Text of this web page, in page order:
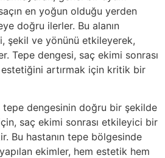
en yoğun olduğu yerden
doğru ilerler. Bu alanın
şekil ve yönünü etkileyerek,
Tepe dengesi, saç ekimi sonrası
artırmak için kritik bir
tepe dengesinin doğru bir şekilde
saç ekimi sonrası etkileyici bir
Bu hastanın tepe bölgesinde
ekimler, hem estetik hem